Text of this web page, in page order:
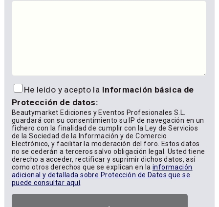
He leído y acepto la Información básica de
Protección de datos:
Beautymarket Ediciones y Eventos Profesionales S.L.
guardará con su consentimiento su IP de navegación en un
fichero con la finalidad de cumplir con la Ley de Servicios
de la Sociedad de la Información y de Comercio
Electrónico, y facilitar la moderación del foro. Estos datos
no se cederán a terceros salvo obligación legal. Usted tiene
derecho a acceder, rectificar y suprimir dichos datos, así
como otros derechos que se explican en la información
adicional y detallada sobre Protección de Datos que se
puede consultar aquí.